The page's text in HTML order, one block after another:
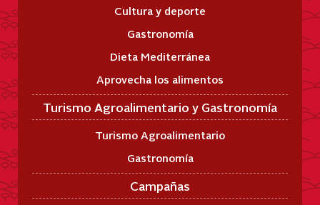
Cultura y deporte
Gastronomía
Dieta Mediterránea
Aprovecha los alimentos
Turismo Agroalimentario y Gastronomía
Turismo Agroalimentario
Gastronomía
Campañas